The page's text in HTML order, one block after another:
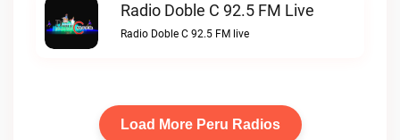
Radio Doble C 92.5 FM Live
Radio Doble C 92.5 FM live
Load More Peru Radios